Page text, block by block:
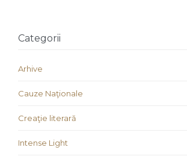
Categorii
Arhive
Cauze Naţionale
Creaţie literară
Intense Light